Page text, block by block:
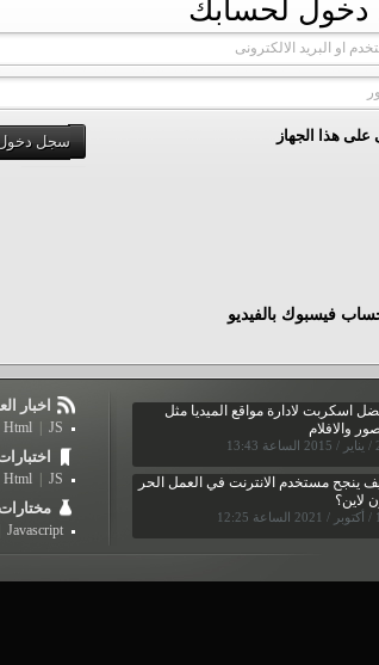
لحسابك
او البريد الالكترونى
على هذا الجهاز سجل
فيسبوك بالفيديو
اخبار
Html JS
Html JS
Javascript
اسكربت لادارة مواقع الميديا مثل
والافلام
ينجح مستخدم الانترنت في العمل الحر
لاين؟